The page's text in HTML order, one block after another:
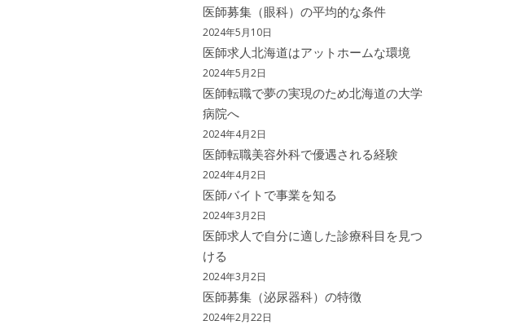
医師募集（眼科）の平均的な条件
2024年5月10日
医師求人北海道はアットホームな環境
2024年5月2日
医師転職で夢の実現のため北海道の大学
病院へ
2024年4月2日
医師転職美容外科で優遇される経験
2024年4月2日
医師バイトで事業を知る
2024年3月2日
医師求人で自分に適した診療科目を見つ
ける
2024年3月2日
医師募集（泌尿器科）の特徴
2024年2月22日